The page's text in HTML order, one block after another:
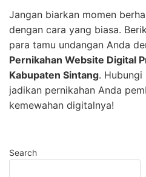
Jangan biarkan momen
dengan cara yang biasa.
para tamu undangan Anda
Pernikahan Website Digital
Kabupaten Sintang. Hubungi
jadikan pernikahan Anda
kemewahan digitalnya!
Search